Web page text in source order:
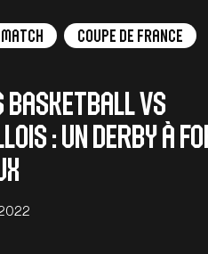
Coupe de France
Basketball vs
: Un derby à